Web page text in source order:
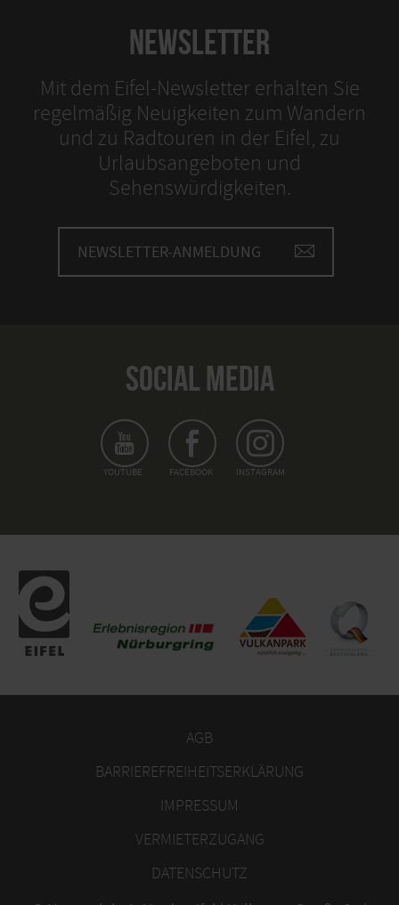
NEWSLETTER
Mit dem Eifel-Newsletter erhalten Sie
regelmäßig Neuigkeiten zum Wandern
und zu Radtouren in der Eifel, zu
Urlaubsangeboten und
Sehenswürdigkeiten.
NEWSLETTER-ANMELDUNG
SOCIAL MEDIA
YOUTUBE FACEBOOK INSTAGRAM
AGB
BARRIEREFREIHEITSERKLÄRUNG
IMPRESSUM
VERMIETERZUGANG
DATENSCHUTZ